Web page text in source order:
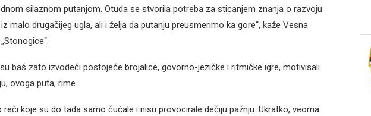
silaznom putanjom. Otuda se stvorila potreba za sticanjem znanja o razvoju
malo drugačijeg ugla, ali i želja da putanju preusmerimo ka gore“, kaže Vesna
baš zato izvodeći postojeće brojalice, govorno-jezičke i ritmičke igre, motivisali
ovoga puta, rime.
reči koje su do tada samo čučale i nisu provocirale dečiju pažnju. Ukratko, veoma